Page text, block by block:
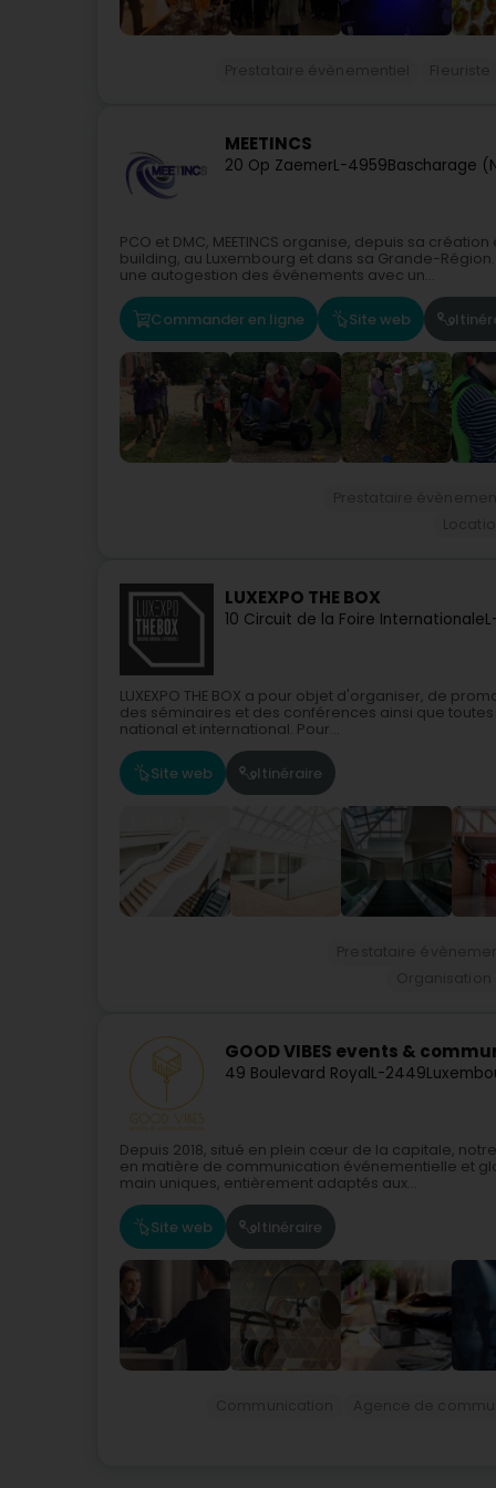
MEETINCS
20 Op ZaemerL-4959Bascharage
PCO et DMC, MEETINCS organise, depuis sa
building, au Luxembourg et dans sa Grande-
une autogestion des événements avec un...
Commander en ligne Site web
LUXEXPO THE BOX
10 Circuit de la Foire Internationale
LUXEXPO THE BOX a pour objet d'organiser, de
des séminaires et des conférences ainsi que
national et international. Pour...
Site web Itinéraire
GOOD VIBES events &
49 Boulevard RoyalL-2449
Depuis 2018, situé en plein cœur de la capitale,
en matière de communication événementielle et
main uniques, entièrement adaptés aux...
Site web Itinéraire